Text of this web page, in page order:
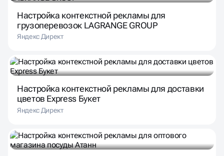
Настройка контекстной рекламы для
грузоперевозок LAGRANGE GROUP
Яндекс Директ
Настройка контекстной рекламы для доставки
цветов Express Букет
Яндекс Директ